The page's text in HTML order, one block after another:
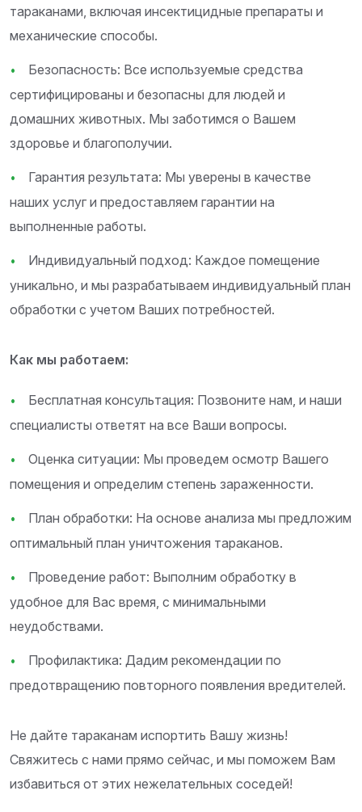
тараканами, включая инсектицидные препараты и
механические способы.
Безопасность: Все используемые средства
сертифицированы и безопасны для людей и
домашних животных. Мы заботимся о Вашем
здоровье и благополучии.
Гарантия результата: Мы уверены в качестве
наших услуг и предоставляем гарантии на
выполненные работы.
Индивидуальный подход: Каждое помещение
уникально, и мы разрабатываем индивидуальный план
обработки с учетом Ваших потребностей.
Как мы работаем:
Бесплатная консультация: Позвоните нам, и наши
специалисты ответят на все Ваши вопросы.
Оценка ситуации: Мы проведем осмотр Вашего
помещения и определим степень зараженности.
План обработки: На основе анализа мы предложим
оптимальный план уничтожения тараканов.
Проведение работ: Выполним обработку в
удобное для Вас время, с минимальными
неудобствами.
Профилактика: Дадим рекомендации по
предотвращению повторного появления вредителей.
Не дайте тараканам испортить Вашу жизнь!
Свяжитесь с нами прямо сейчас, и мы поможем Вам
избавиться от этих нежелательных соседей!